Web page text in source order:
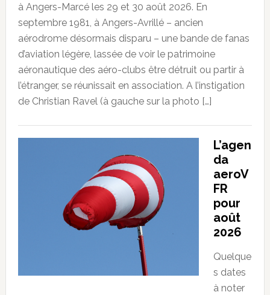
à Angers-Marcé les 29 et 30 août 2026. En
septembre 1981, à Angers-Avrillé – ancien
aérodrome désormais disparu – une bande de fanas
d’aviation légère, lassée de voir le patrimoine
aéronautique des aéro-clubs être détruit ou partir à
l’étranger, se réunissait en association. A l’instigation
de Christian Ravel (à gauche sur la photo […]
L’agen
da
aeroV
FR
pour
août
2026
Quelque
s dates
à noter